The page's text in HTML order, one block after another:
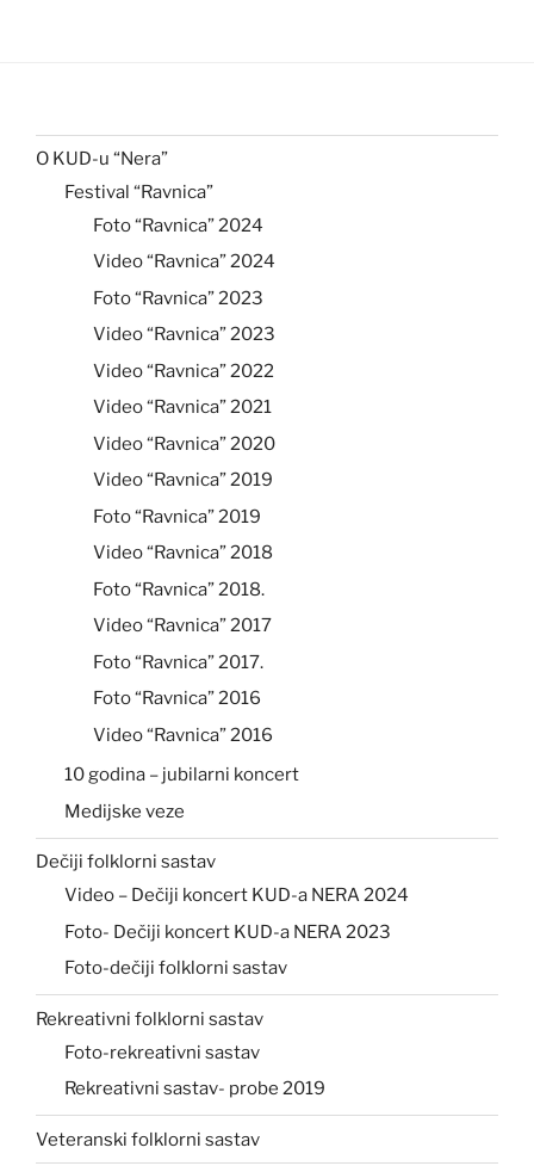
O KUD-u “Nera”
Festival “Ravnica”
Foto “Ravnica” 2024
Video “Ravnica” 2024
Foto “Ravnica” 2023
Video “Ravnica” 2023
Video “Ravnica” 2022
Video “Ravnica” 2021
Video “Ravnica” 2020
Video “Ravnica” 2019
Foto “Ravnica” 2019
Video “Ravnica” 2018
Foto “Ravnica” 2018.
Video “Ravnica” 2017
Foto “Ravnica” 2017.
Foto “Ravnica” 2016
Video “Ravnica” 2016
10 godina – jubilarni koncert
Medijske veze
Dečiji folklorni sastav
Video – Dečiji koncert KUD-a NERA 2024
Foto- Dečiji koncert KUD-a NERA 2023
Foto-dečiji folklorni sastav
Rekreativni folklorni sastav
Foto-rekreativni sastav
Rekreativni sastav- probe 2019
Veteranski folklorni sastav